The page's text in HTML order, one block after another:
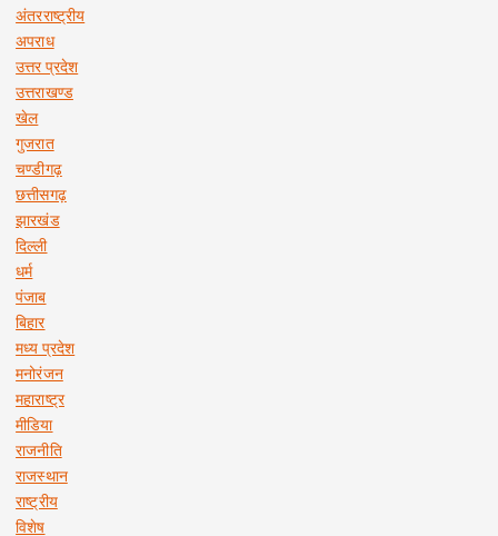
अंतरराष्ट्रीय
अपराध
उत्तर प्रदेश
उत्तराखण्ड
खेल
गुजरात
चण्डीगढ़
छत्तीसगढ़
झारखंड
दिल्ली
धर्म
पंजाब
बिहार
मध्य प्रदेश
मनोरंजन
महाराष्ट्र
मीडिया
राजनीति
राजस्थान
राष्ट्रीय
विशेष